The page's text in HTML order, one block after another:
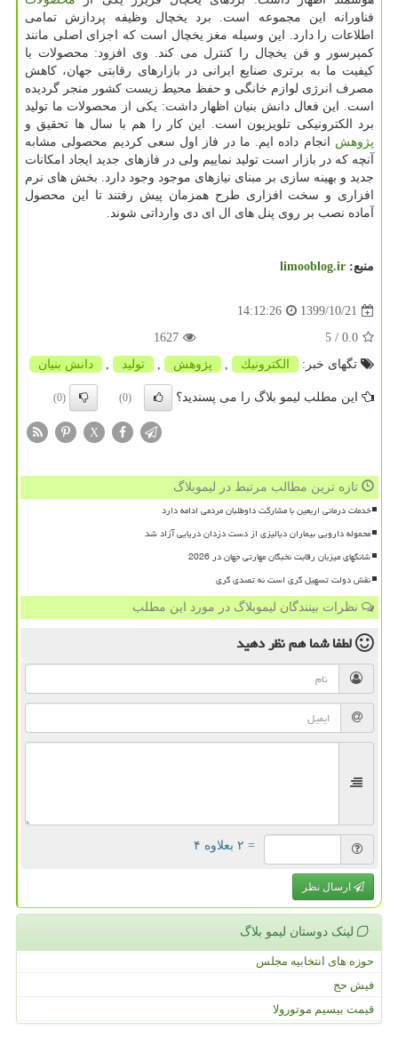
فناورانه این مجموعه است. برد یخچال وظیفه پردازش تمامی
اطلاعات را دارد. این وسیله مغز یخچال است که اجزای اصلی مانند
کمپرسور و فن یخچال را کنترل می کند. وی افزود: محصولات با
کیفیت ما به برتری صنایع ایرانی در بازارهای رقابتی جهان، کاهش
مصرف انرژی لوازم خانگی و حفظ محیط زیست کشور منجر گردیده
است. این فعال دانش بنیان اظهار داشت: یکی از محصولات ما تولید
برد الکترونیکی تلویزیون است. این کار را هم با سال ها تحقیق و
پژوهش انجام داده ایم. ما در فاز اول سعی کردیم محصولی مشابه
آنچه که در بازار است تولید نماییم ولی در فازهای جدید ایجاد امکانات
جدید و بهینه سازی بر مبنای نیازهای موجود وجود دارد. بخش های نرم
افزاری و سخت افزاری طرح همزمان پیش رفتند تا این محصول
آماده نصب بر روی پنل های ال ای دی وارداتی شوند.
منبع: limooblog.ir
1399/10/21
14:12:26
0.0
/ 5
1627
تگهای خبر:
الكترونیك , پژوهش , تولید , دانش بنیان
این مطلب لیمو بلاگ را می پسندید؟ (0)
(0)
X
تازه ترین مطالب مرتبط در لیموبلاگ
خدمات درمانی اربعین با مشارکت داوطلبان مردمی ادامه دارد
محموله دارویی بیماران دیالیزی از دست دزدان دریایی آزاد شد
شانگهای میزبان رقابت نخبگان مهارتی جهان در 2026
نقش دولت تسهیل گری است نه تصدی گری
نظرات بینندگان لیموبلاگ در مورد این مطلب
لطفا شما همنظر دهید
= ۲ بعلاوه ۴
ارسال نظر
لینک دوستان لیمو بلاگ
حوزه های انتخابیه مجلس
فیش حج
قیمت بیسیم موتورولا